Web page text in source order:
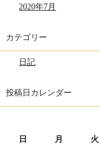
2020年7月
カテゴリー
日記
投稿日カレンダー
日 月 火